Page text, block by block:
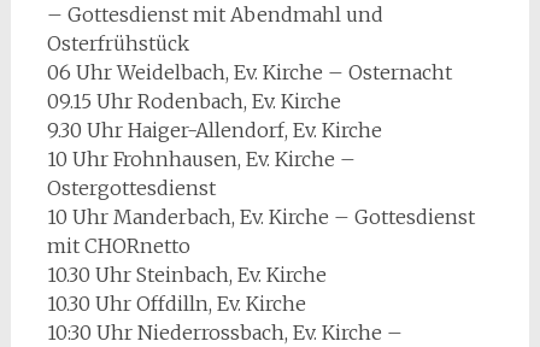
– Gottesdienst mit Abendmahl und
Osterfrühstück
06 Uhr Weidelbach, Ev. Kirche – Osternacht
09.15 Uhr Rodenbach, Ev. Kirche
9.30 Uhr Haiger-Allendorf, Ev. Kirche
10 Uhr Frohnhausen, Ev. Kirche –
Ostergottesdienst
10 Uhr Manderbach, Ev. Kirche – Gottesdienst
mit CHORnetto
10.30 Uhr Steinbach, Ev. Kirche
10.30 Uhr Offdilln, Ev. Kirche
10:30 Uhr Niederrossbach, Ev. Kirche –